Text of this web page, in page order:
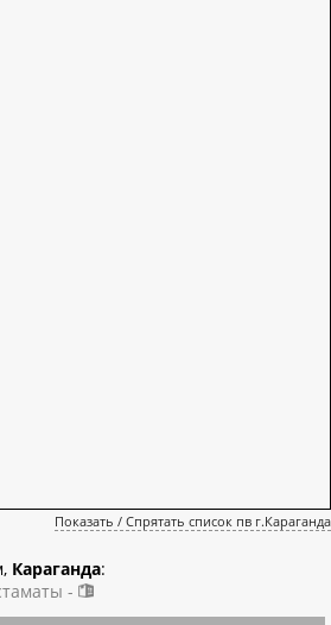
Показать / Спрятать список пв г.Караганда
Караганда:
-